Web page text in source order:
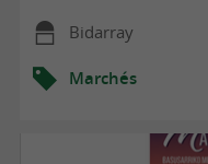
Bidarray
Marchés